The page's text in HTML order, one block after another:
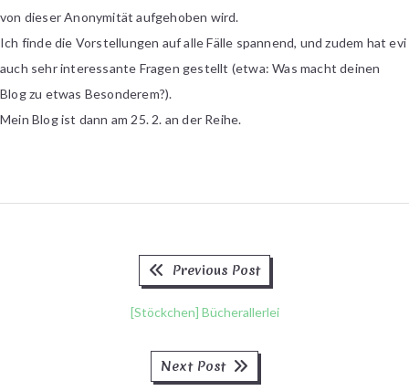
von dieser Anonymität aufgehoben wird.
Ich finde die Vorstellungen auf alle Fälle spannend, und zudem hat evi
auch sehr interessante Fragen gestellt (etwa: Was macht deinen
Blog zu etwas Besonderem?).
Mein Blog ist dann am 25. 2. an der Reihe.
BeitragsnavigationPrevious Post
[Stöckchen] Bücherallerlei
Next Post